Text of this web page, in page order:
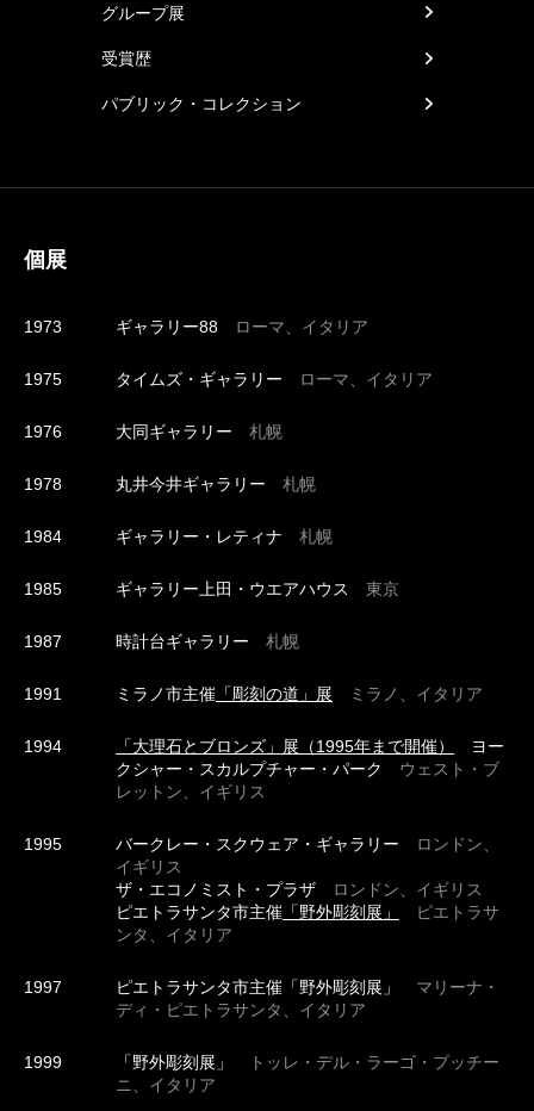
グループ展
受賞歴
パブリック・コレクション
個展
1973 ギャラリー88 ローマ、イタリア
1975 タイムズ・ギャラリー ローマ、イタリア
1976 大同ギャラリー 札幌
1978 丸井今井ギャラリー 札幌
1984 ギャラリー・レティナ 札幌
1985 ギャラリー上田・ウエアハウス 東京
1987 時計台ギャラリー 札幌
1991 ミラノ市主催「彫刻の道」展 ミラノ、イタリア
1994 「大理石とブロンズ」展（1995年まで開催）
ヨー
クシャー・スカルプチャー・パーク ウェスト・ブ
レットン、イギリス
1995 バークレー・スクウェア・ギャラリー
ロンドン、
イギリス
ザ・エコノミスト・プラザ
ロンドン、イギリス
ピエトラサンタ市主催「野外彫刻展」
ピエトラサ
ンタ、イタリア
1997 ピエトラサンタ市主催「野外彫刻展」 マリーナ・
ディ・ピエトラサンタ、イタリア
1999 「野外彫刻展」
トッレ・デル・ラーゴ・プッチー
ニ、イタリア